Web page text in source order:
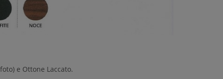
e Ottone Laccato.